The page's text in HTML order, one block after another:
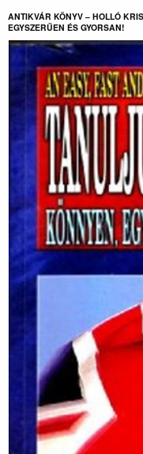
ANTIKVÁR KÖNYV – HOLLÓ
EGYSZERŰEN ÉS GYORSAN!